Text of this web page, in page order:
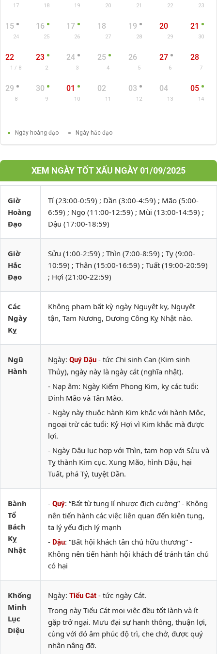
17 18 19 20 21 22 23
15
24
16
25
17
26
18
27
19
28
20
29
21
30
22
1 / 8
23
2
24
3
25
4
26
5
27
6
28
7
29
8
30
9
01
10
02
11
03
12
04
13
05
14
Ngày hoàng đạo Ngày hắc đạo
XEM NGÀY TỐT XẤU NGÀY 01/09/2025
Giờ
Hoàng
Đạo
Tí (23:00-0:59) ; Dần (3:00-4:59) ; Mão (5:00-
6:59) ; Ngọ (11:00-12:59) ; Mùi (13:00-14:59) ;
Dậu (17:00-18:59)
Giờ
Hắc
Đạo
Sửu (1:00-2:59) ; Thìn (7:00-8:59) ; Tỵ (9:00-
10:59) ; Thân (15:00-16:59) ; Tuất (19:00-20:59)
; Hợi (21:00-22:59)
Các
Ngày
Kỵ
Không phạm bất kỳ ngày Nguyệt kỵ, Nguyệt
tận, Tam Nương, Dương Công Kỵ Nhật nào.
Ngũ
Hành
Ngày: Quý Dậu - tức Chi sinh Can (Kim sinh
Thủy), ngày này là ngày cát (nghĩa nhật).
- Nạp âm: Ngày Kiếm Phong Kim, kỵ các tuổi:
Đinh Mão và Tân Mão.
- Ngày này thuộc hành Kim khắc với hành Mộc,
ngoại trừ các tuổi: Kỷ Hợi vì Kim khắc mà được
lợi.
- Ngày Dậu lục hợp với Thìn, tam hợp với Sửu và
Tỵ thành Kim cục. Xung Mão, hình Dậu, hại
Tuất, phá Tý, tuyệt Dần.
Bành
Tổ
Bách
Kỵ
Nhật
- Quý: “Bất từ tụng lí nhược địch cường” - Không
nên tiến hành các việc liên quan đến kiện tụng,
ta lý yếu địch lý mạnh
- Dậu: “Bất hội khách tân chủ hữu thương” -
Không nên tiến hành hội khách để tránh tân chủ
có hại
Khổng
Minh
Lục
Diệu
Ngày: Tiểu Cát - tức ngày Cát.
Trong này Tiểu Cát mọi việc đều tốt lành và ít
gặp trở ngại. Mưu đại sự hanh thông, thuận lợi,
cùng với đó âm phúc độ trì, che chở, được quý
nhân nâng đỡ.